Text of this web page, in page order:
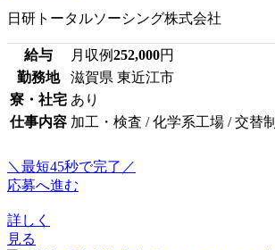
日研トータルソーシング株式会社
給与 月収例252,000円
勤務地
滋賀県 東近江市
寮・社宅 あり
仕事内容 加工・検査 / 化学系工場 / 交替制
＼最短45秒で完了／
応募へ進む
詳しく
見る